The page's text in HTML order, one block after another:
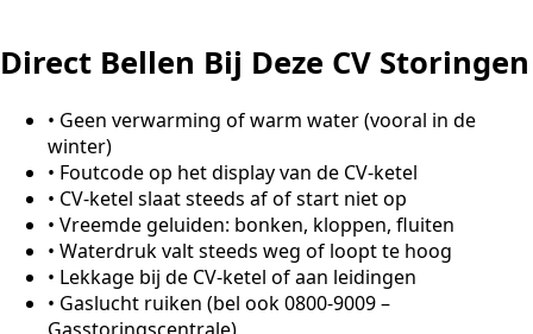
Direct Bellen Bij Deze CV Storingen
• Geen verwarming of warm water (vooral in de
winter)
• Foutcode op het display van de CV-ketel
• CV-ketel slaat steeds af of start niet op
• Vreemde geluiden: bonken, kloppen, fluiten
• Waterdruk valt steeds weg of loopt te hoog
• Lekkage bij de CV-ketel of aan leidingen
• Gaslucht ruiken (bel ook 0800-9009 –